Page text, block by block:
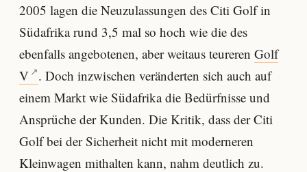
2005 lagen die Neuzulassungen des Citi Golf in
Südafrika rund 3,5 mal so hoch wie die des
ebenfalls angebotenen, aber weitaus teureren Golf
V
. Doch inzwischen veränderten sich auch auf
einem Markt wie Südafrika die Bedürfnisse und
Ansprüche der Kunden. Die Kritik, dass der Citi
Golf bei der Sicherheit nicht mit moderneren
Kleinwagen mithalten kann, nahm deutlich zu.